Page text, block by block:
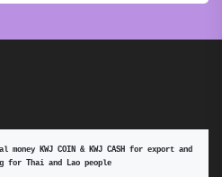
KWJ COIN & KWJ CASH for export and
for Thai and Lao people